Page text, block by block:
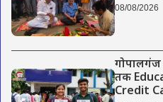
08/08/2026
गोपालगंज
तक
Credit